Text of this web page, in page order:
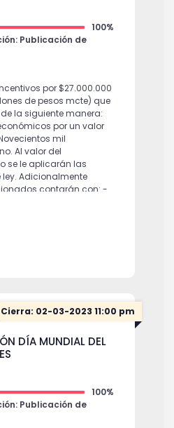
100%
Publicación de
por $27.000.000
de pesos mcte) que
la siguiente manera:
por un valor
mil
Al valor del
se le aplicarán las
ley. Adicionalmente
contarán con: -
intervenciones en el
uno de los eventos.
Cierra: 02-03-2023 11:00 pm
DÍA MUNDIAL DEL
100%
Publicación de